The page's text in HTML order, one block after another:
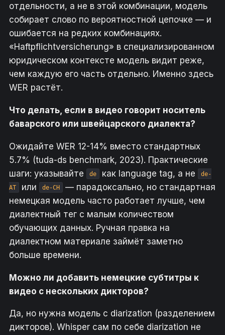
отдельности, а не в этой комбинации, модель
собирает слово по вероятностной цепочке — и
ошибается на редких комбинациях.
«Haftpflichtversicherung» в специализированном
юридическом контексте модель видит реже,
чем каждую его часть отдельно. Именно здесь
WER растёт.
Что делать, если в видео говорит носитель
баварского или швейцарского диалекта?
Ожидайте WER 12-14% вместо стандартных
5.7% (tuda-ds benchmark, 2023). Практические
шаги: указывайте
de как language tag, а не
de-
AT
или de-CH
— парадоксально, но стандартная
немецкая модель часто работает лучше, чем
диалектный тег с малым количеством
обучающих данных. Ручная правка на
диалектном материале займёт заметно
больше времени.
Можно ли добавить немецкие субтитры к
видео с нескольких дикторов?
Да, но нужна модель с diarization (разделением
дикторов). Whisper сам по себе diarization не